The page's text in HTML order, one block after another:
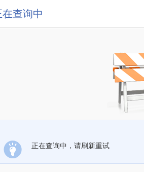
在查询中
正在查询中，请刷新重试